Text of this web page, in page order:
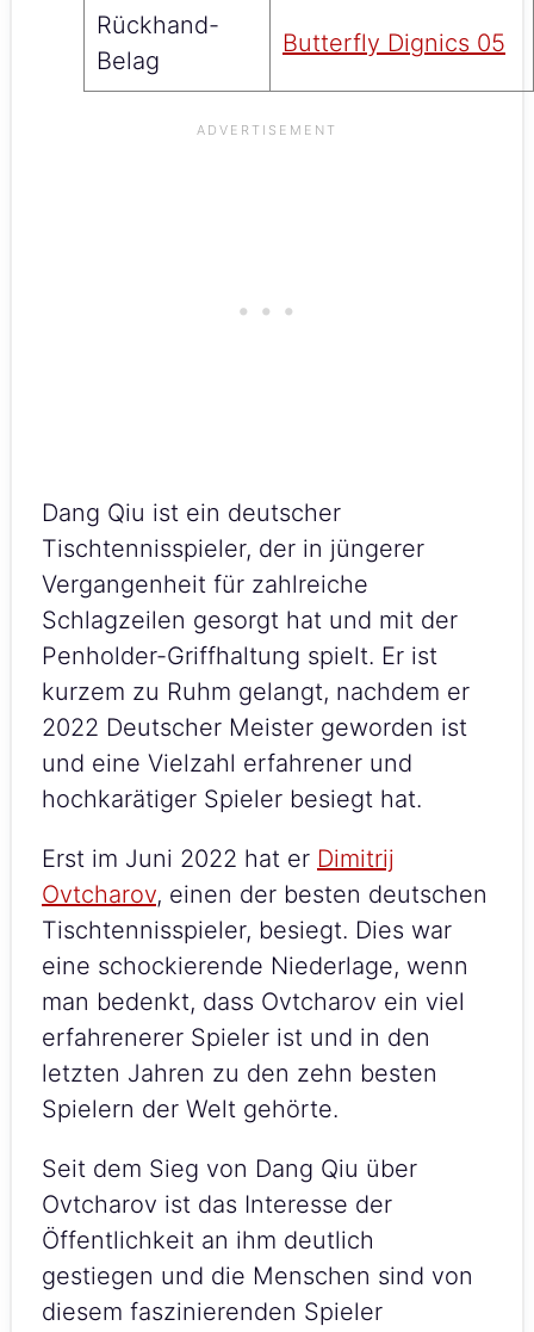
Rückhand-
Belag
Butterfly Dignics 05
Dang Qiu ist ein deutscher
Tischtennisspieler, der in jüngerer
Vergangenheit für zahlreiche
Schlagzeilen gesorgt hat und mit der
Penholder-Griffhaltung spielt. Er ist
kurzem zu Ruhm gelangt, nachdem er
2022 Deutscher Meister geworden ist
und eine Vielzahl erfahrener und
hochkarätiger Spieler besiegt hat.
Erst im Juni 2022 hat er Dimitrij
Ovtcharov, einen der besten deutschen
Tischtennisspieler, besiegt. Dies war
eine schockierende Niederlage, wenn
man bedenkt, dass Ovtcharov ein viel
erfahrenerer Spieler ist und in den
letzten Jahren zu den zehn besten
Spielern der Welt gehörte.
Seit dem Sieg von Dang Qiu über
Ovtcharov ist das Interesse der
Öffentlichkeit an ihm deutlich
gestiegen und die Menschen sind von
diesem faszinierenden Spieler